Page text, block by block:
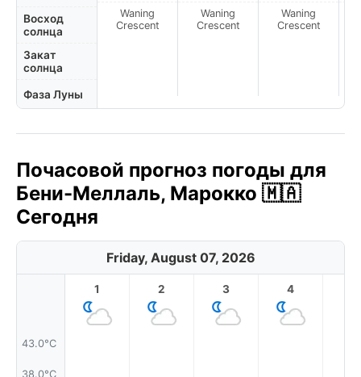
Восход
солнца
Закат
солнца
Фаза Луны
Waning
Crescent
Waning
Crescent
Waning
Crescent
Почасовой прогноз погоды для
Бени-Меллаль, Марокко 🇲🇦
Сегодня
Friday, August 07, 2026
43.0°C
38.0°C
1 2 3 4